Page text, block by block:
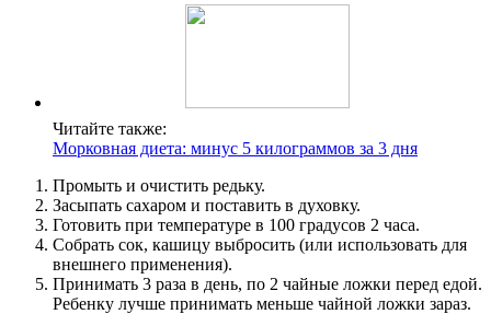
Читайте также:
Морковная диета: минус 5 килограммов за 3 дня
Промыть и очистить редьку.
Засыпать сахаром и поставить в духовку.
Готовить при температуре в 100 градусов 2 часа.
Собрать сок, кашицу выбросить (или использовать для
внешнего применения).
Принимать 3 раза в день, по 2 чайные ложки перед едой.
Ребенку лучше принимать меньше чайной ложки зараз.